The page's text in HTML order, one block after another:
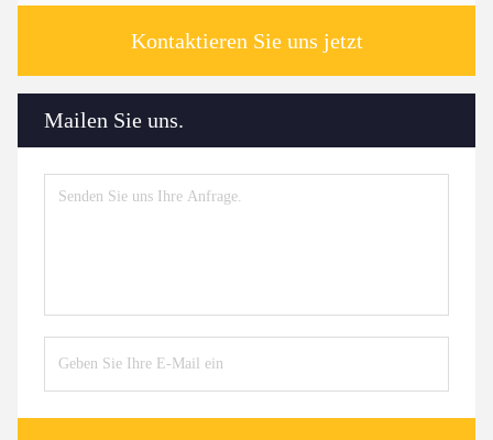
Kontaktieren Sie uns jetzt
Mailen Sie uns.